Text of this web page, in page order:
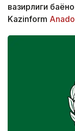
вазирлиги
Kazinform